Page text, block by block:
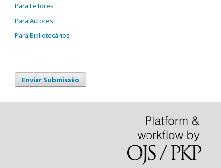
Para Leitores
Para Autores
Para Bibliotecários
Enviar Submissão